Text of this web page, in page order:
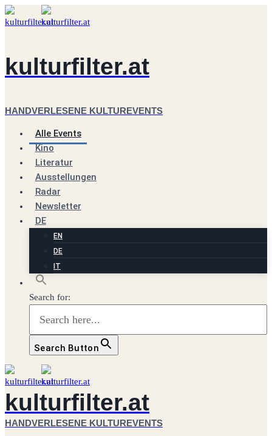
Zum
Inhalt
kulturfilter.at
HANDVERLESENE KULTUREVENTS
Alle Events
Kino
Literatur
Ausstellungen
Radar
Newsletter
DE
EN
DE
IT
Search for:
Search Button
kulturfilter.at
HANDVERLESENE KULTUREVENTS